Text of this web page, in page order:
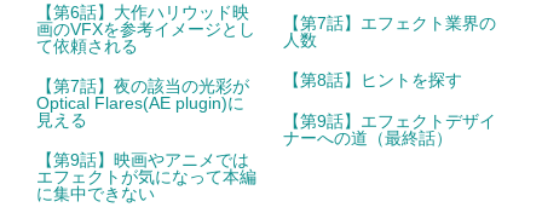
【第6話】大作ハリウッド映
画のVFXを参考イメージとし
て依頼される
【第7話】夜の該当の光彩が
Optical Flares(AE plugin)に
見える
【第9話】映画やアニメでは
エフェクトが気になって本編
に集中できない
【第7話】エフェクト業界の
人数
【第8話】ヒントを探す
【第9話】エフェクトデザイ
ナーへの道（最終話）